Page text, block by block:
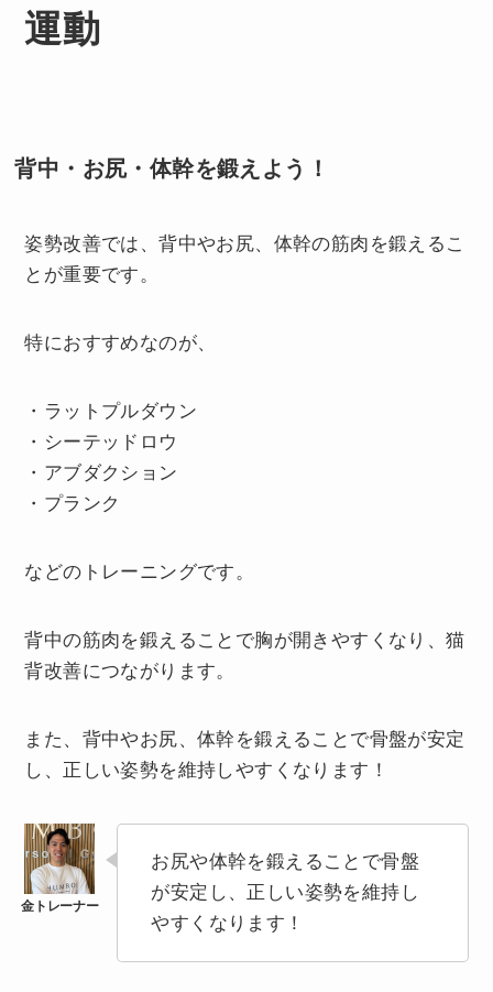
運動
背中・お尻・体幹を鍛えよう！
姿勢改善では、背中やお尻、体幹の筋肉を鍛えるこ
とが重要です。
特におすすめなのが、
・ラットプルダウン
・シーテッドロウ
・アブダクション
・プランク
などのトレーニングです。
背中の筋肉を鍛えることで胸が開きやすくなり、猫
背改善につながります。
また、背中やお尻、体幹を鍛えることで骨盤が安定
し、正しい姿勢を維持しやすくなります！
お尻や体幹を鍛えることで骨盤
が安定し、正しい姿勢を維持し
やすくなります！